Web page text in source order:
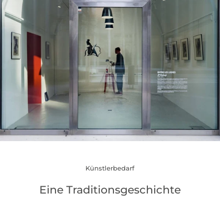
Künstlerbedarf
Eine Traditionsgeschichte